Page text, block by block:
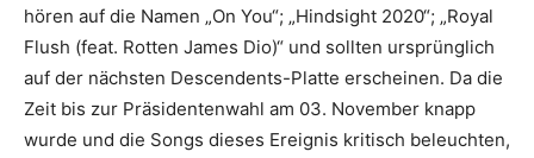
hören auf die Namen „On You“; „Hindsight 2020“; „Royal
Flush (feat. Rotten James Dio)“ und sollten ursprünglich
auf der nächsten Descendents-Platte erscheinen. Da die
Zeit bis zur Präsidentenwahl am 03. November knapp
wurde und die Songs dieses Ereignis kritisch beleuchten,